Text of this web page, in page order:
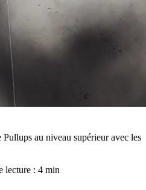
Pullups au niveau supérieur avec les
lecture : 4 min